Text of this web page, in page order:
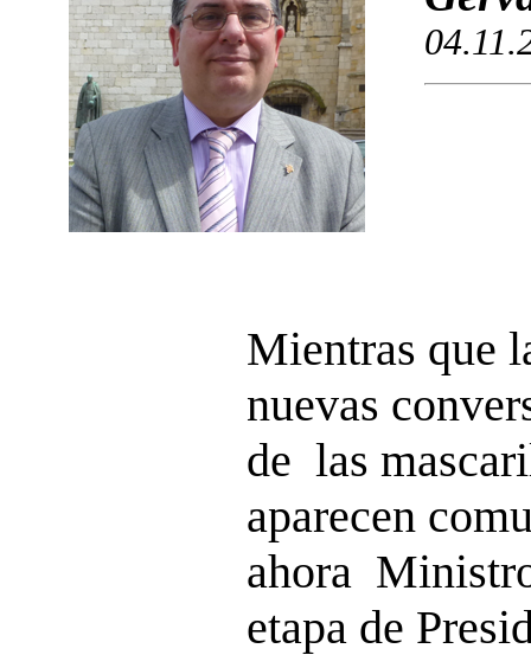
Mientras que
nuevas
de las
aparecen
ahora
etapa de